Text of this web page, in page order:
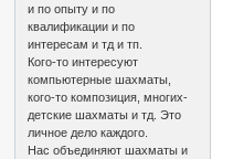
и по опыту и по
квалификации и по
интересам и тд и тп.
Кого-то интересуют
компьютерные шахматы,
кого-то композиция, многих-
детские шахматы и тд. Это
личное дело каждого.
Нас объединяют шахматы и